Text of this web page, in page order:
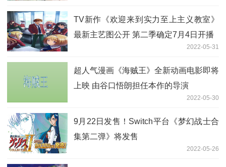
TV新作《欢迎来到实力至上主义教室》
最新主艺图公开 第二季确定7月4日开播
2022-05-31
超人气漫画《海贼王》全新动画电影即将
上映 由谷口悟朗担任本作的导演
2022-05-30
9月22日发售！Switch平台《梦幻战士合
集第二弹》将发售
2022-05-26